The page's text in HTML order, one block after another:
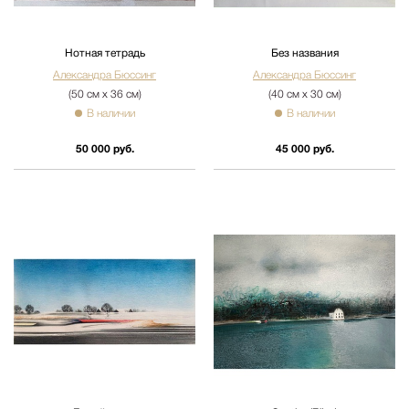
Нотная тетрадь
Александра Бюссинг
(50 см х 36 см)
В наличии
50 000 руб.
Без названия
Александра Бюссинг
(40 см х 30 см)
В наличии
45 000 руб.